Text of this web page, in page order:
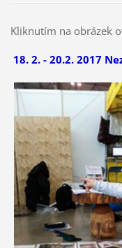
Kliknutím na obrázek
18. 2. - 20.2. 2017